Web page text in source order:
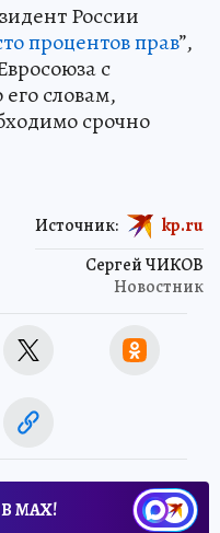
России
процентов прав”,
с
словам,
срочно
Сергей ЧИКОВ
Новостник
Источник: kp.ru
МАХ!